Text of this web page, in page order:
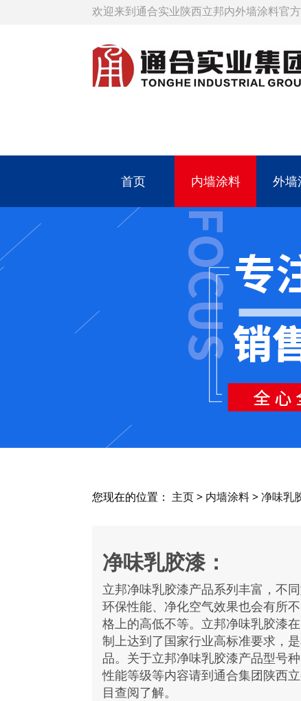
欢迎来到通合实业陕西立邦内外墙涂料官
首页 内墙涂料 外墙
您现在的位置： 主页> 内墙涂料>净味乳
净味乳胶漆：
立邦净味乳胶漆产品系列丰富，不
环保性能、净化空气效果也会有所
格上的高低不等。立邦净味乳胶漆
制上达到了国家行业高标准要求，
品。关于立邦净味乳胶漆产品型号
性能等级等内容请到通合集团陕西
目查阅了解。